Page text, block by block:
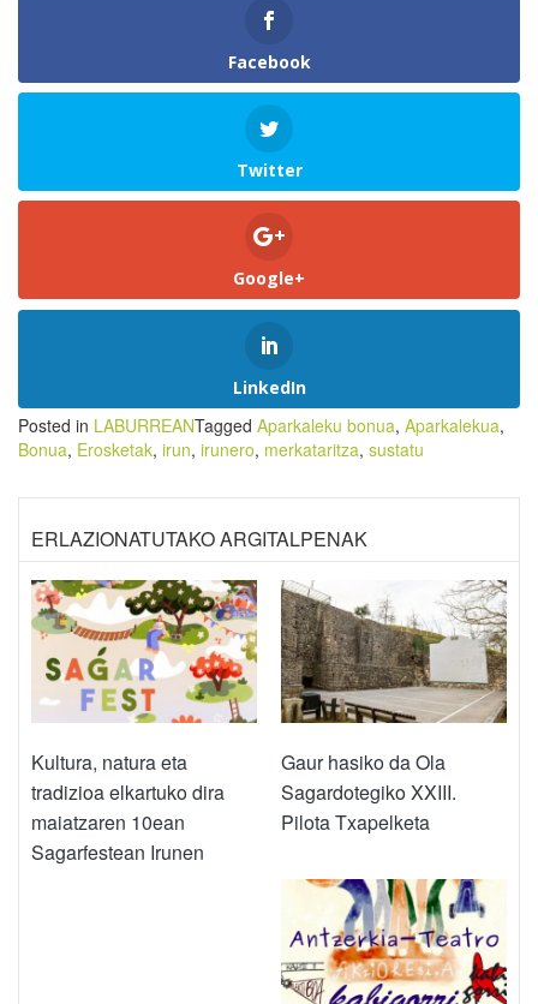
Facebook
Twitter
Google+
LinkedIn
Posted in LABURREANTagged Aparkaleku bonua, Aparkalekua,
Bonua, Erosketak, irun, irunero, merkataritza, sustatu
ERLAZIONATUTAKO ARGITALPENAK
Kultura, natura eta
tradizioa elkartuko dira
maiatzaren 10ean
Sagarfestean Irunen
Gaur hasiko da Ola
Sagardotegiko XXIII.
Pilota Txapelketa